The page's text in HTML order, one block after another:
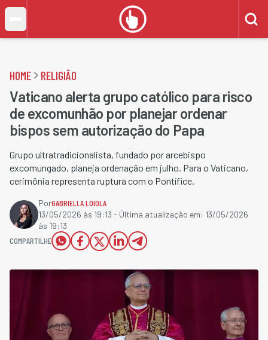
HOME RELIGIÃO
Vaticano alerta grupo católico para risco
de excomunhão por planejar ordenar
bispos sem autorização do Papa
Grupo ultratradicionalista, fundado por arcebispo
excomungado, planeja ordenação em julho. Para o Vaticano,
cerimônia representa ruptura com o Pontífice.
PorGABRIELLA LOIOLA
13/05/2026 às 19:13 - Última atualização em: 13/05/2026
às 19:13
COMPARTILHE